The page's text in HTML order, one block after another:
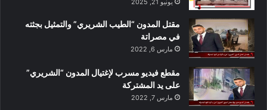
يونيو 21, 2025
مقتل المدون “الطيب الشريري” والتمثيل بجثته
في مصراتة
مارس 6, 2022
مقطع فيديو مسرب لإغتيال المدون “الشريري”
على يد المشتركة
مارس 7, 2022